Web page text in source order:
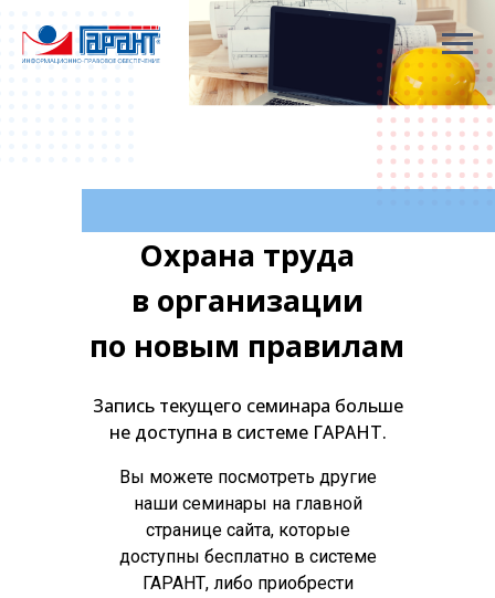
Охрана труда
в организации
по новым правилам
Вы можете посмотреть другие
наши семинары на главной
странице сайта, которые
доступны бесплатно в системе
ГАРАНТ, либо приобрести
Запись текущего семинара больше
не доступна в системе ГАРАНТ.